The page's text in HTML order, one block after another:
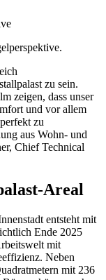
zu sein.
zeigen, dass unser
und vor allem
zu
aus Wohn- und
Chief Technical
Areal
entsteht mit
Ende 2025
mit
Neben
mit 236